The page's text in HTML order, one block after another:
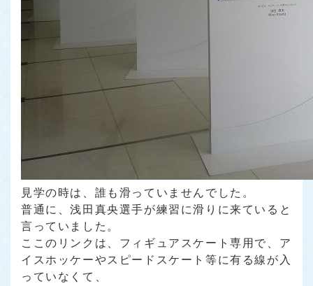
見学の時は、誰も滑っていませんでした。
普通に、浅田真央選手が練習に滑りに来ていると
言っていました。
ここのリンクは、フィギュアスケート専用で、ア
イスホッケーやスピードスケート等に有る線が入
っていなくて、